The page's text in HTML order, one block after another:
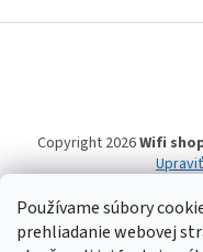
Používame súbory
prehliadanie webovej
Copyright 2026Wifi
Wifi shop wellnet.sk